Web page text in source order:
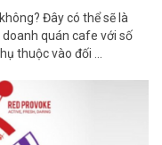
Đây có thể sẽ là
quán cafe với số
thuộc vào đối ...